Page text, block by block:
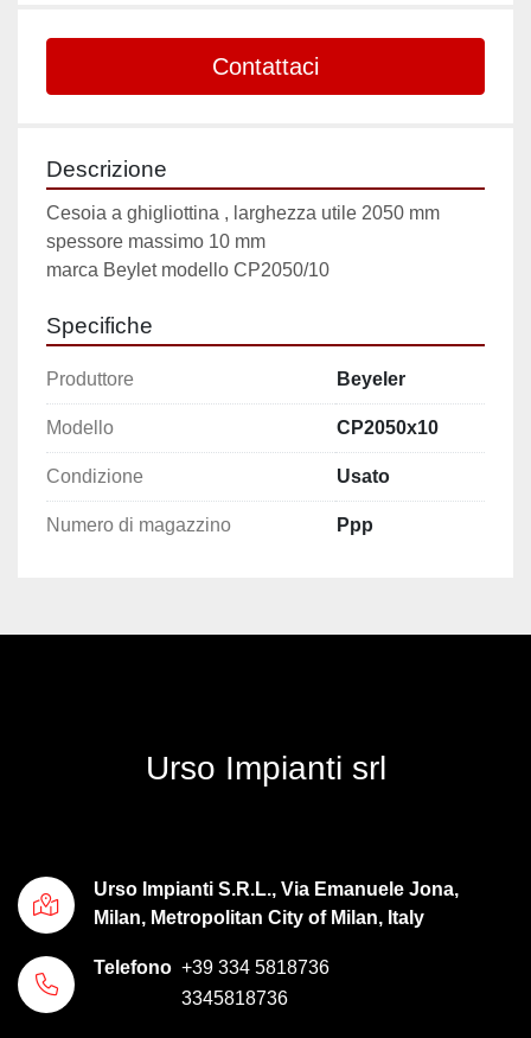
Contattaci
Descrizione
Cesoia a ghigliottina , larghezza utile 2050 mm
spessore massimo 10 mm
marca Beylet modello CP2050/10
Specifiche
Produttore Beyeler
Modello CP2050x10
Condizione Usato
Numero di magazzino Ppp
Urso Impianti srl
Urso Impianti S.R.L., Via Emanuele Jona,
Milan, Metropolitan City of Milan, Italy
Telefono +39 334 5818736
3345818736